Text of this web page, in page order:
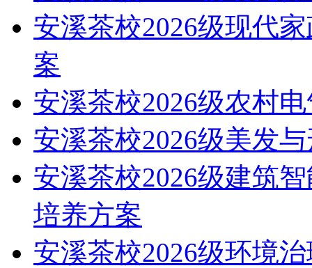
安溪茶校2026级现代
案
安溪茶校2026级农村
安溪茶校2026级美发
安溪茶校2026级建筑
培养方案
安溪茶校2026级环境